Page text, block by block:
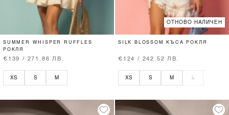
SUMMER WHISPER RUFFLES
РОКЛЯ
€139 / 271.86 ЛВ.
XS S M
ОТНОВО НАЛИЧЕН
SILK BLOSSOM КЪСА РОКЛЯ
€124 / 242.52 ЛВ.
XS S M L